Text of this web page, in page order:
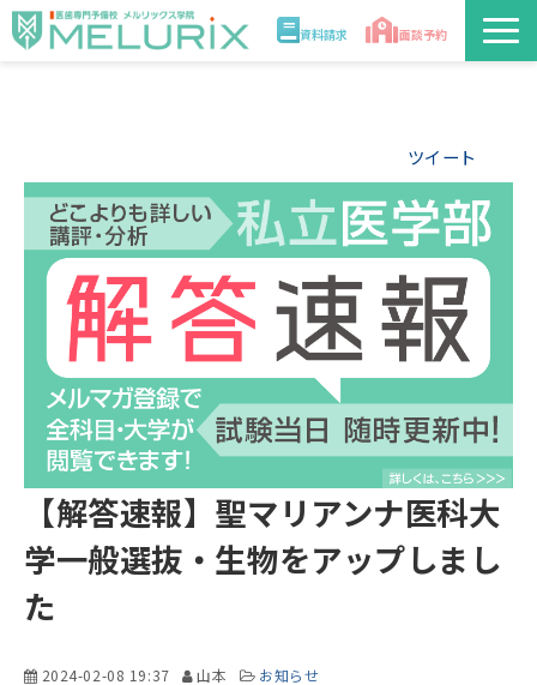
資料請求 面談予約
入学案内
合格実績・合格体験記
医学部解答速報2026
ツイート
【解答速報】聖マリアンナ医科大
学一般選抜・生物をアップしまし
た
2024-02-08 19:37 山本
お知らせ